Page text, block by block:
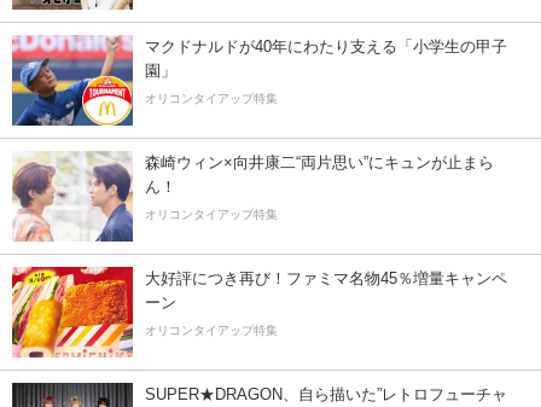
マクドナルドが40年にわたり支える「小学生の甲子
園」
オリコンタイアップ特集
森崎ウィン×向井康二“両片思い”にキュンが止まら
ん！
オリコンタイアップ特集
大好評につき再び！ファミマ名物45％増量キャンペ
ーン
オリコンタイアップ特集
SUPER★DRAGON、自ら描いた”レトロフューチャ